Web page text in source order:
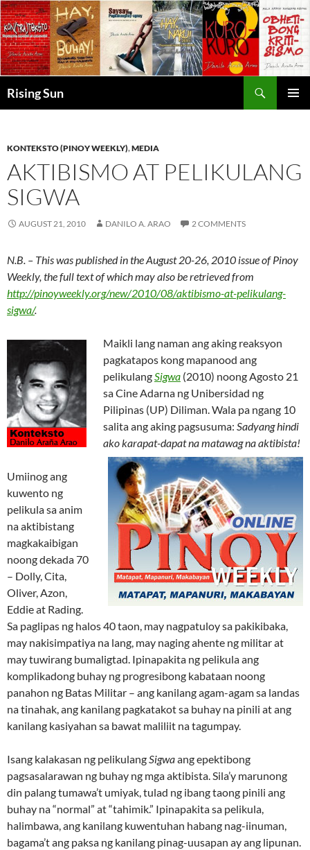
Skip
to
content
Rising Sun
KONTEKSTO (PINOY WEEKLY),MEDIA
AKTIBISMO AT PELIKULANG
SIGWA
AUGUST 21, 2010 DANILO A. ARAO 2 COMMENTS
N.B. – This was published in the August 20-26, 2010 issue of Pinoy
Weekly, the full text of which may also be retrieved from
http://pinoyweekly.org/new/2010/08/aktibismo-at-pelikulang-
sigwa/.
Maikli lang naman ang aking reaksyon
pagkatapos kong mapanood ang
pelikulangSigwa (2010) noong Agosto 21
sa Cine Adarna ng Unibersidad ng
Pilipinas (UP) Diliman. Wala pa ngang 10
salita ang aking pagsusuma: Sadyang hindi
ako karapat-dapat na matawag na aktibista!
Umiinog ang
kuwento ng
pelikula sa anim
na aktibistang
magkakaibigan
noong dekada 70
– Dolly, Cita,
Oliver, Azon,
Eddie at Rading.
Sa paglipas ng halos 40 taon, may nagpatuloy sa pakikibaka,
may nakisimpatiya na lang, may naging ahente ng militar at
may tuwirang bumaligtad. Ipinapakita ng pelikula ang
komplikadong buhay ng progresibong kabataan noong
panahon ng Batas Militar – ang kanilang agam-agam sa landas
na tinahak, ang kanilang pagkatakot sa buhay na pinili at ang
kanilang kasiyahan sa bawat maliliit na tagumpay.
Isang kalakasan ng pelikulangSigwaang epektibong
pagsasalarawan ng buhay ng mga aktibista. Sila’y marunong
din palang tumawa’t umiyak, tulad ng ibang taong pinili ang
buhay na “normal” at “tahimik.” Ipinapakita sa pelikula,
halimbawa, ang kanilang kuwentuhan habang nag-iinuman,
bagama’t ang paksa ng kanilang pinag-uusapan ay ang lipunan.